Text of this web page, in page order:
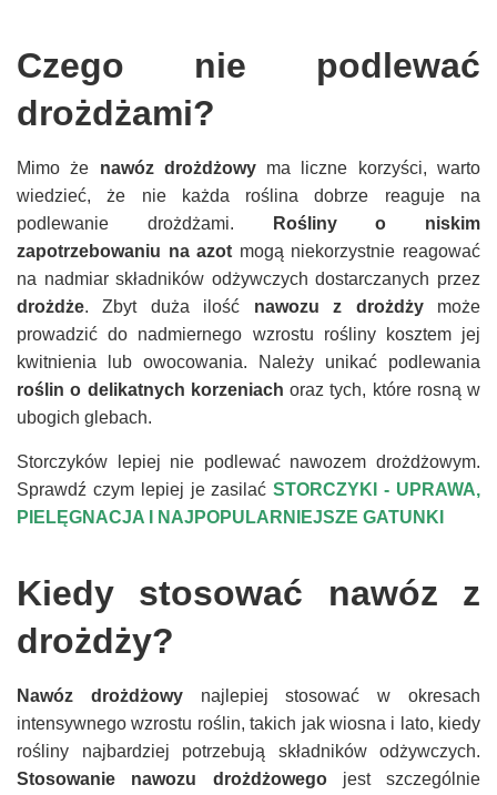
Czego nie podlewać
drożdżami?
Mimo że nawóz drożdżowyma liczne korzyści, warto
wiedzieć, że nie każda roślina dobrze reaguje na
podlewanie drożdżami.
Rośliny o niskim
zapotrzebowaniu na azot mogą niekorzystnie reagować
na nadmiar składników odżywczych dostarczanych przez
drożdże. Zbyt duża ilość nawozu z drożdżymoże
prowadzić do nadmiernego wzrostu rośliny kosztem jej
kwitnienia lub owocowania. Należy unikać podlewania
roślin o delikatnych korzeniach oraz tych, które rosną w
ubogich glebach.
Storczyków lepiej nie podlewać nawozem drożdżowym.
Sprawdź czym lepiej je zasilaćSTORCZYKI - UPRAWA,
PIELĘGNACJA I NAJPOPULARNIEJSZE GATUNKI
Kiedy stosować nawóz z
drożdży?
Nawóz drożdżowynajlepiej stosować w okresach
intensywnego wzrostu roślin, takich jak wiosna i lato, kiedy
rośliny najbardziej potrzebują składników odżywczych.
Stosowanie nawozu drożdżowegojest szczególnie